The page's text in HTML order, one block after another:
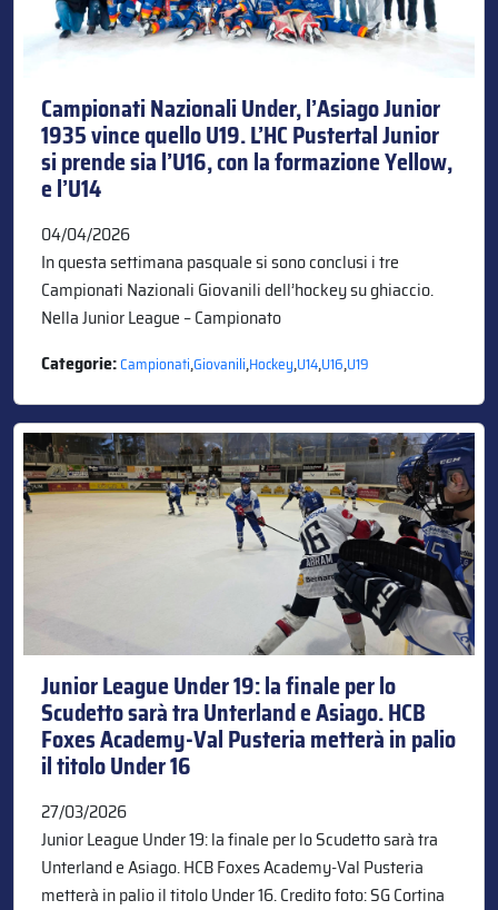
Campionati Nazionali Under, l’Asiago Junior
1935 vince quello U19. L’HC Pustertal Junior
si prende sia l’U16, con la formazione Yellow,
e l’U14
04/04/2026
In questa settimana pasquale si sono conclusi i tre
Campionati Nazionali Giovanili dell’hockey su ghiaccio.
Nella Junior League – Campionato
Categorie:Campionati,Giovanili,Hockey,U14,U16,U19
Junior League Under 19: la finale per lo
Scudetto sarà tra Unterland e Asiago. HCB
Foxes Academy-Val Pusteria metterà in palio
il titolo Under 16
27/03/2026
Junior League Under 19: la finale per lo Scudetto sarà tra
Unterland e Asiago. HCB Foxes Academy-Val Pusteria
metterà in palio il titolo Under 16. Credito foto: SG Cortina